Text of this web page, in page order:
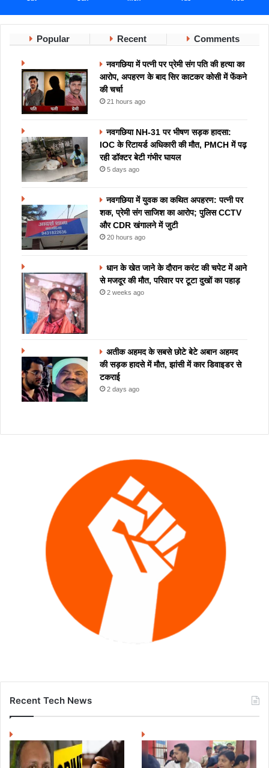
Popular Recent Comments
नवगछिया में पत्नी पर प्रेमी संग पति की हत्या का
आरोप, अपहरण के बाद सिर काटकर कोसी में फेंकने
की चर्चा
21 hours ago
नवगछिया NH-31 पर भीषण सड़क हादसा:
IOC के रिटायर्ड अधिकारी की मौत, PMCH में पढ़
रही डॉक्टर बेटी गंभीर घायल
5 days ago
नवगछिया में युवक का कथित अपहरण: पत्नी पर
शक, प्रेमी संग साजिश का आरोप; पुलिस CCTV
और CDR खंगालने में जुटी
20 hours ago
धान के खेत जाने के दौरान करंट की चपेट में आने
से मजदूर की मौत, परिवार पर टूटा दुखों का पहाड़
2 weeks ago
अतीक अहमद के सबसे छोटे बेटे अबान अहमद
की सड़क हादसे में मौत, झांसी में कार डिवाइडर से
टकराई
2 days ago
Recent Tech News